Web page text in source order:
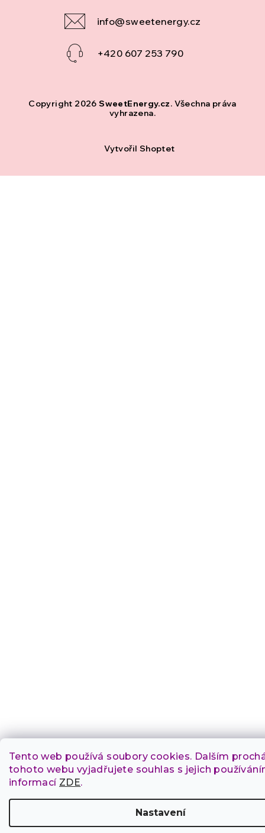
Tento web používá soubory cookies. Dalším
tohoto webu vyjadřujete souhlas s jejich
informací ZDE.
Nastavení
info@sweetenergy.cz
+420 607 253 790
Copyright 2026SweetEnergy.cz. Všechna práva
vyhrazena.
Vytvořil Shoptet